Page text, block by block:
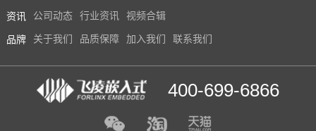
资讯 公司动态 行业资讯 视频合辑
品牌 关于我们 品质保障 加入我们 联系我们
400-699-6866